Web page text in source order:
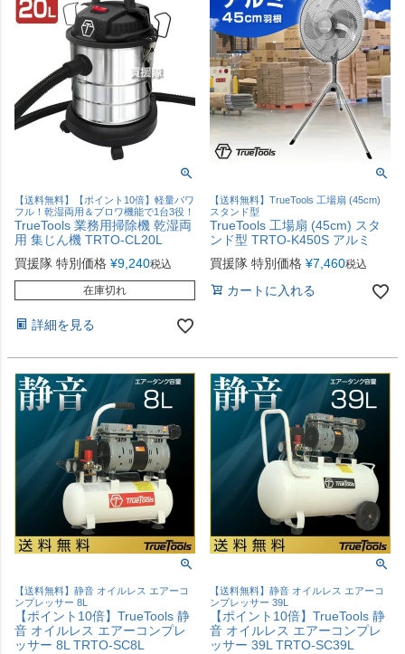
【送料無料】【ポイント10倍】軽量パワ
フル！乾湿両用＆ブロワ機能で1台3役！
TrueTools 業務用掃除機 乾湿両
用 集じん機 TRTO-CL20L
買援隊 特別価格 ¥9,240税込
在庫切れ
詳細を見る
【送料無料】TrueTools 工場扇 (45cm)
スタンド型
TrueTools 工場扇 (45cm) スタ
ンド型 TRTO-K450S アルミ
買援隊 特別価格 ¥7,460税込
カートに入れる
【送料無料】静音 オイルレス エアーコ
ンプレッサー 8L
【ポイント10倍】TrueTools 静
音 オイルレス エアーコンプレ
ッサー 8L TRTO-SC8L
【送料無料】静音 オイルレス エアーコ
ンプレッサー 39L
【ポイント10倍】TrueTools 静
音 オイルレス エアーコンプレ
ッサー 39L TRTO-SC39L